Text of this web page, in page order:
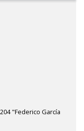
"Federico García